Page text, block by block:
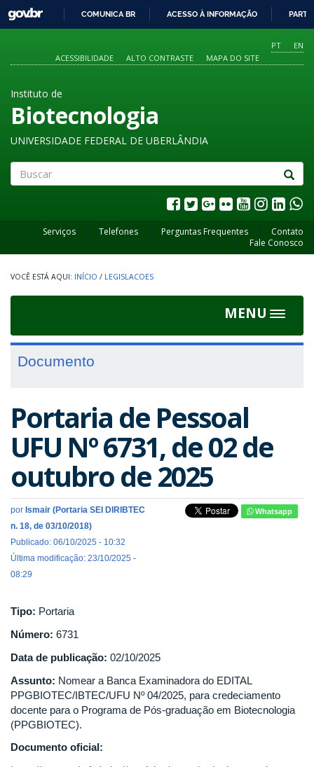
O
CONTEÚDO
GOVBR
COMUNICA BR ACESSO À INFORMAÇÃO
PT
EN
ACESSIBILIDADE
ALTO CONTRASTE MAPA DO SITE
Instituto de
Biotecnologia
UNIVERSIDADE FEDERAL DE UBERLÂNDIA
Serviços Telefones Perguntas Frequentes
Contato
Fale Conosco
INÍCIO / LEGISLACOES
MENU
Toggle
Documento
Portaria de Pessoal
UFU Nº 6731, de 02 de
outubro de 2025
por Ismair (Portaria SEI DIRIBTEC
n. 18, de 03/10/2018)
Publicado: 06/10/2025 - 10:32
Última modificação: 23/10/2025 -
08:29
Whatsapp
Tipo: Portaria
Número: 6731
Data de publicação: 02/10/2025
Assunto: Nomear a Banca Examinadora do EDITAL
PPGBIOTEC/IBTEC/UFU Nº 04/2025, para credeciamento
docente para o Programa de Pós-graduação em Biotecnologia
(PPGBIOTEC).
Documento oficial: